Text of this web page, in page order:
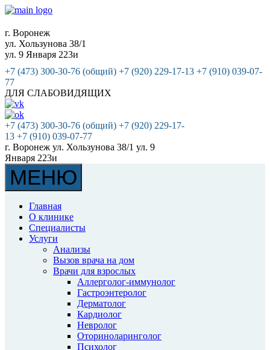
г. Воронеж
ул. Хользунова 38/1
ул. 9 Января 223и
+7 (473) 300-30-76 (общий) +7 (920) 229-17-13 +7 (910) 039-07-
77
ДЛЯ СЛАБОВИДЯЩИХ
+7 (473) 300-30-76 (общий) +7 (920) 229-17-
13 +7 (910) 039-07-77
г. Воронеж ул. Хользунова 38/1 ул. 9
Января 223и
МЕНЮ
Главная
О клинике
Специалисты
Услуги
Анализы
Вызов врача на дом
Врачи для взрослых
Аллерголог-иммунолог
Гастроэнтеролог
Дерматолог
Кардиолог
Невролог
Оториноларинголог
Психолог
Запись на приём к врачу
Виджет